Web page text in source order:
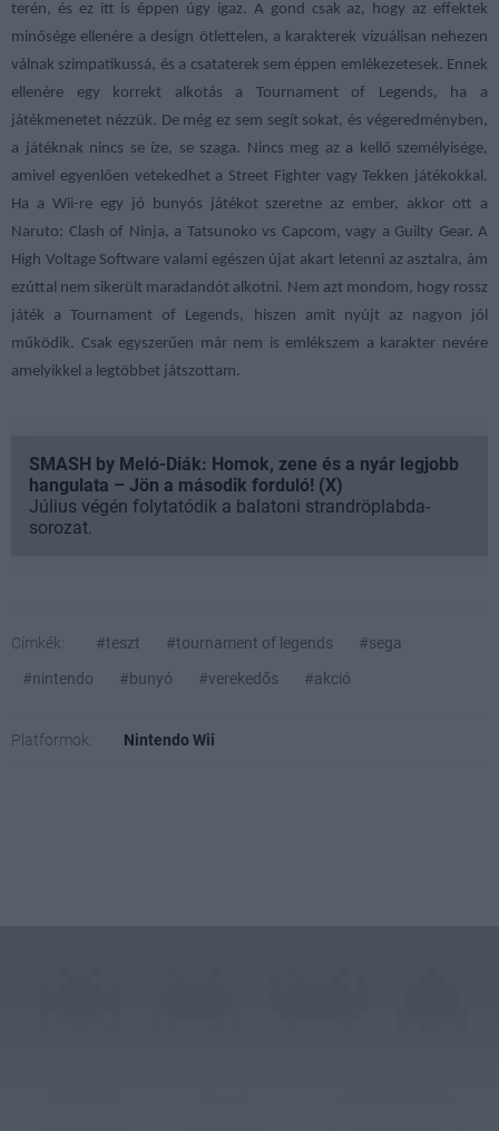
terén, és ez itt is éppen úgy igaz. A gond csak az, hogy az effektek
minősége ellenére a design ötlettelen, a karakterek vizuálisan nehezen
válnak szimpatikussá, és a csataterek sem éppen emlékezetesek. Ennek
ellenére egy korrekt alkotás a Tournament of Legends, ha a
játékmenetet nézzük. De még ez sem segít sokat, és végeredményben,
a játéknak nincs se íze, se szaga. Nincs meg az a kellő személyisége,
amivel egyenlően vetekedhet a Street Fighter vagy Tekken játékokkal.
Ha a Wii-re egy jó bunyós játékot szeretne az ember, akkor ott a
Naruto: Clash of Ninja, a Tatsunoko vs Capcom, vagy a Guilty Gear. A
High Voltage Software valami egészen újat akart letenni az asztalra, ám
ezúttal nem sikerült maradandót alkotni. Nem azt mondom, hogy rossz
játék a Tournament of Legends, hiszen amit nyújt az nagyon jól
működik. Csak egyszerűen már nem is emlékszem a karakter nevére
amelyikkel a legtöbbet játszottam.
SMASH by Meló-Diák: Homok, zene és a nyár legjobb
hangulata – Jön a második forduló! (X)
Július végén folytatódik a balatoni strandröplabda-
sorozat.
Címkék: #teszt #tournament of legends
#sega
#nintendo
#bunyó #verekedős #akció
Platformok: Nintendo Wii